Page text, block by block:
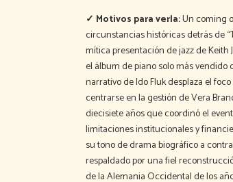
✓ Motivos para verla:Un coming
circunstancias históricas detrás de
mítica presentación de jazz de
el álbum de piano solo más vendido
narrativo de Ido Fluk desplaza el
centrarse en la gestión de Vera
diecisiete años que coordinó el
limitaciones institucionales y
su tono de drama biográfico a
respaldado por una fiel
de la Alemania Occidental de los